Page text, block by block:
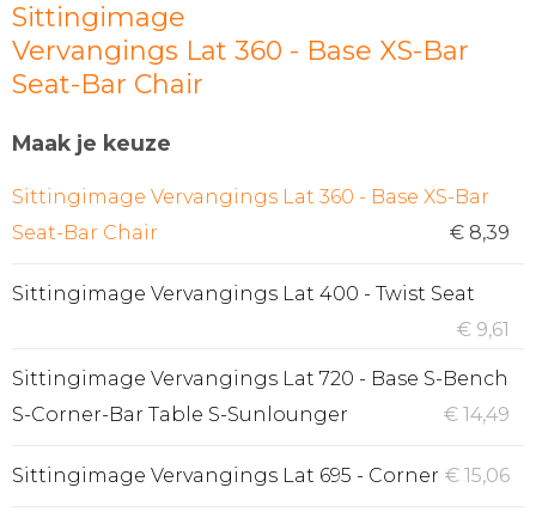
Sittingimage
Vervangings Lat 360 - Base XS-Bar
Seat-Bar Chair
Maak je keuze
Sittingimage Vervangings Lat 360 - Base XS-Bar
Seat-Bar Chair
€ 8,39
Sittingimage Vervangings Lat 400 - Twist Seat
€ 9,61
Sittingimage Vervangings Lat 720 - Base S-Bench
S-Corner-Bar Table S-Sunlounger
€ 14,49
Sittingimage Vervangings Lat 695 - Corner € 15,06